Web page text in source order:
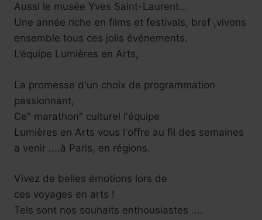
Aussi le musée Yves Saint-Laurent…
Une année riche en films et festivals, bref ,vivons
ensemble tous ces jolis événements.
L’équipe Lumières en Arts,
La promesse d'un choix de programmation
passionnant,
Ce" marathon" culturel l'équipe
Lumières en Arts vous l'offre au fil des semaines
a venir ....à Paris, en régions.
Vivez de belles émotions lors de
ces voyages en arts !
Tels sont nos souhaits enthousiastes ....